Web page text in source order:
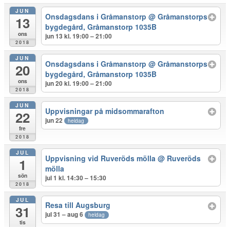
JUN
13
ons
2018
Onsdagsdans i Gråmanstorp@ Gråmanstorps
bygdegård, Gråmanstorp 1035B
jun 13 kl. 19:00 – 21:00
JUN
20
ons
2018
Onsdagsdans i Gråmanstorp@ Gråmanstorps
bygdegård, Gråmanstorp 1035B
jun 20 kl. 19:00 – 21:00
JUN
22
fre
2018
Uppvisningar på midsommarafton
jun 22 heldag
JUL
1
sön
2018
Uppvisning vid Ruveröds mölla@ Ruveröds
mölla
jul 1 kl. 14:30 – 15:30
JUL
31
tis
Resa till Augsburg
jul 31 – aug 6 heldag